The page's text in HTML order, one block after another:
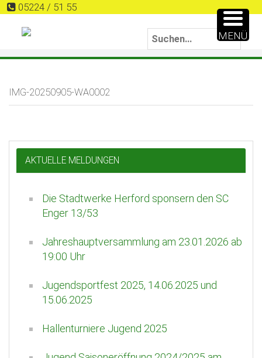
05224 / 51 55
IMG-20250905-WA0002
AKTUELLE MELDUNGEN
Die Stadtwerke Herford sponsern den SC
Enger 13/53
Jahreshauptversammlung am 23.01.2026 ab
19:00 Uhr
Jugendsportfest 2025, 14.06.2025 und
15.06.2025
Hallenturniere Jugend 2025
MENÜ